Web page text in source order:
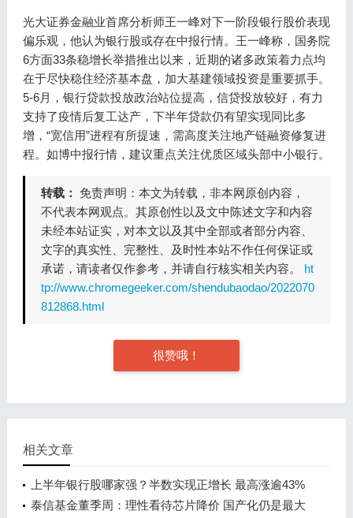
光大证券金融业首席分析师王一峰对下一阶段银行股价表现
偏乐观，他认为银行股或存在中报行情。王一峰称，国务院
6方面33条稳增长举措推出以来，近期的诸多政策着力点均
在于尽快稳住经济基本盘，加大基建领域投资是重要抓手。
5-6月，银行贷款投放政治站位提高，信贷投放较好，有力
支持了疫情后复工达产，下半年贷款仍有望实现同比多
增，“宽信用”进程有所提速，需高度关注地产链融资修复进
程。如博中报行情，建议重点关注优质区域头部中小银行。
转载： 免责声明：本文为转载，非本网原创内容，
不代表本网观点。其原创性以及文中陈述文字和内容
未经本站证实，对本文以及其中全部或者部分内容、
文字的真实性、完整性、及时性本站不作任何保证或
承诺，请读者仅作参考，并请自行核实相关内容。 ht
tp://www.chromegeeker.com/shendubaodao/2022070
812868.html
很赞哦！
相关文章
上半年银行股哪家强？半数实现正增长 最高涨逾43%
下半年银行疫后复苏行情可期
泰信基金董季周：理性看待芯片降价 国产化仍是最大